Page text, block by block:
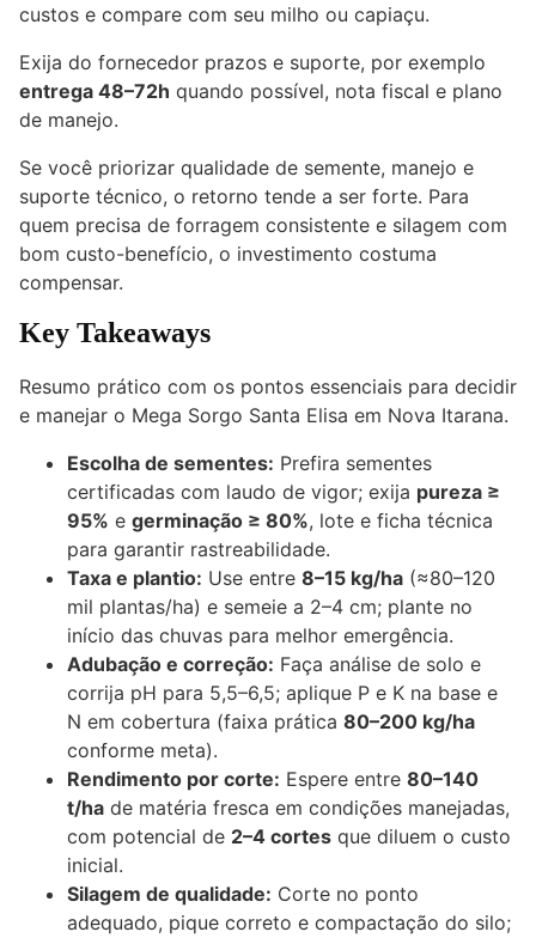
custos e compare com seu milho ou capiaçu.
Exija do fornecedor prazos e suporte, por exemplo
entrega 48–72h quando possível, nota fiscal e plano
de manejo.
Se você priorizar qualidade de semente, manejo e
suporte técnico, o retorno tende a ser forte. Para
quem precisa de forragem consistente e silagem com
bom custo-benefício, o investimento costuma
compensar.
Key Takeaways
Resumo prático com os pontos essenciais para decidir
e manejar o Mega Sorgo Santa Elisa em Nova Itarana.
Escolha de sementes: Prefira sementes
certificadas com laudo de vigor; exija pureza ≥
95% e germinação ≥ 80%, lote e ficha técnica
para garantir rastreabilidade.
Taxa e plantio: Use entre 8–15 kg/ha (≈80–120
mil plantas/ha) e semeie a 2–4 cm; plante no
início das chuvas para melhor emergência.
Adubação e correção: Faça análise de solo e
corrija pH para 5,5–6,5; aplique P e K na base e
N em cobertura (faixa prática 80–200 kg/ha
conforme meta).
Rendimento por corte: Espere entre 80–140
t/ha de matéria fresca em condições manejadas,
com potencial de 2–4 cortes que diluem o custo
inicial.
Silagem de qualidade: Corte no ponto
adequado, pique correto e compactação do silo;